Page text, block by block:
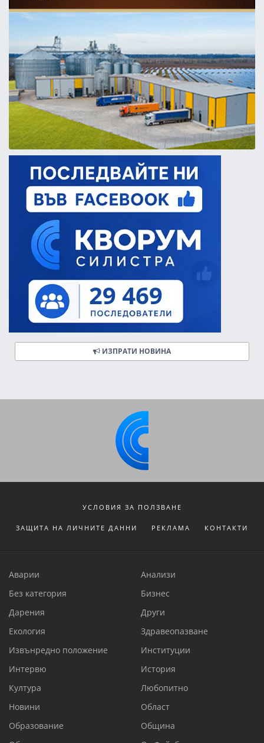
ИЗПРАТИ НОВИНА
УСЛОВИЯ ЗА ПОЛЗВАНЕ
ЗАЩИТА НА ЛИЧНИТЕ ДАННИ РЕКЛАМА КОНТАКТИ
Аварии
Анализи
Без категория
Бизнес
Дарения
Други
Екология
Здравеопазване
Извънредно положение
Институции
Интервю
История
Култура
Любопитно
Новини
Област
Образование
Община